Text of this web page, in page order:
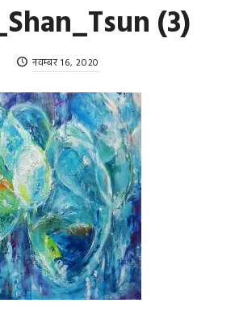
(3)
नवम्बर 16, 2020